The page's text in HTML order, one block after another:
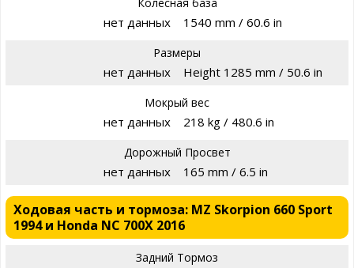
нет данных 1540 mm / 60.6 in
Размеры
нет данных Height 1285 mm / 50.6 in
Мокрый вес
нет данных 218 kg / 480.6 in
Дорожный Просвет
нет данных 165 mm / 6.5 in
Ходовая часть и тормоза: MZ Skorpion 660 Sport
1994 и Honda NC 700X 2016
Задний Тормоз